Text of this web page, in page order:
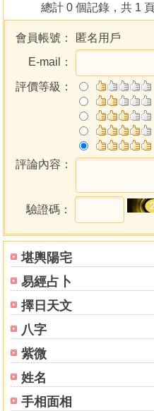
堪輿陽宅
易經占卜
擇日天文
八字
紫微
姓名
手相面相
總計 0 個記錄，共 1
會員帳號：
匿名用戶
E-mail：
評價等級：
評論內容：
驗證碼：